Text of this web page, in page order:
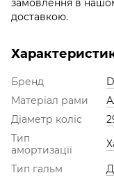
доставкою.
Бренд
Матеріал рами
Діаметр коліс
Тип
амортизації
Тип гальм